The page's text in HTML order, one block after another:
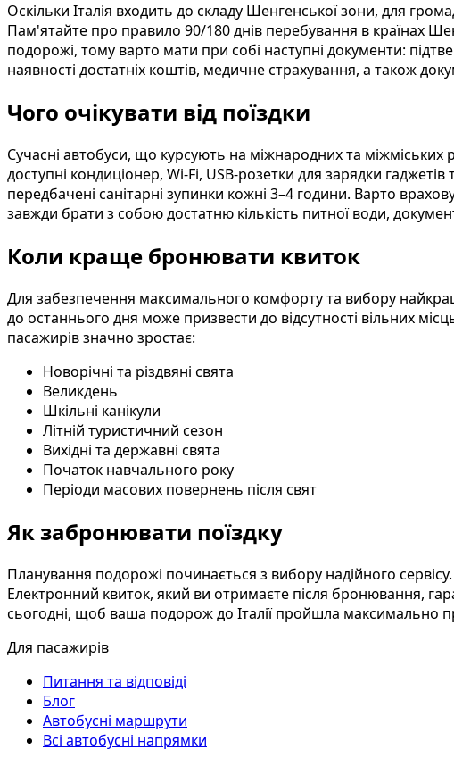
Оскільки Італія входить до складу Шенгенської зони, для
Пам'ятайте про правило 90/180 днів перебування в країнах
подорожі, тому варто мати при собі наступні документи:
наявності достатніх коштів, медичне страхування, а також
Чого очікувати від поїздки
Сучасні автобуси, що курсують на міжнародних та
доступні кондиціонер, Wi-Fi, USB-розетки для зарядки
передбачені санітарні зупинки кожні 3–4 години. Варто
завжди брати з собою достатню кількість питної води,
Коли краще бронювати квиток
Для забезпечення максимального комфорту та вибору
до останнього дня може призвести до відсутності вільних
пасажирів значно зростає:
Новорічні та різдвяні свята
Великдень
Шкільні канікули
Літній туристичний сезон
Вихідні та державні свята
Початок навчального року
Періоди масових повернень після свят
Як забронювати поїздку
Планування подорожі починається з вибору надійного сервісу.
Електронний квиток, який ви отримаєте після бронювання,
сьогодні, щоб ваша подорож до Італії пройшла максимально
Для пасажирів
Питання та відповіді
Блог
Автобусні маршрути
Всі автобусні напрямки